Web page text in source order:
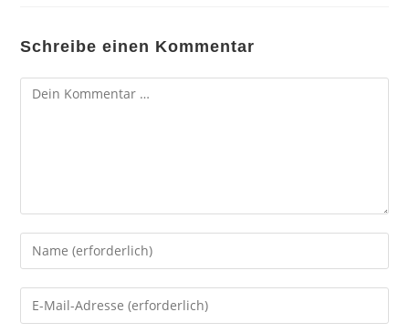
Schreibe einen Kommentar
Kommentar
Gib
deinen
Namen
oder
Gib
deine